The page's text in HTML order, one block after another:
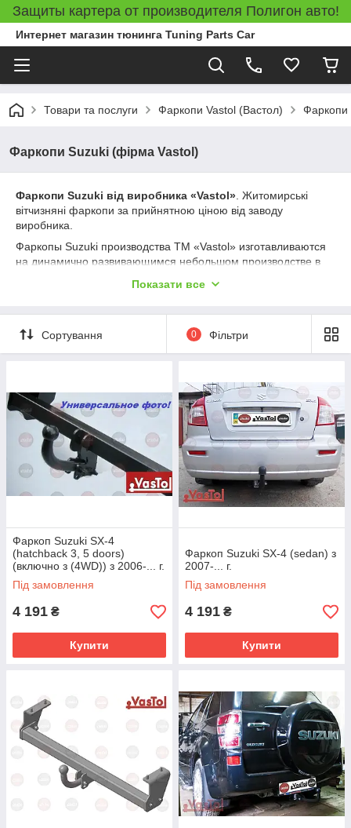
Защиты картера от производителя Полигон авто!
Интернет магазин тюнинга Tuning Parts Car
Товари та послуги Фаркопи Vastol (Вастол) Фаркопи
Фаркопи Suzuki (фірма Vastol)
Фаркопи Suzuki від виробника «Vastol» . Житомирські
вітчизняні фаркопи за прийнятною ціною від заводу
виробника.
Фаркопы Suzuki производства ТМ «Vastol» изготавливаются
на динамично развивающимся небольшом производстве в
зарекомендовал свои изделия на Украинском рынке
имеет сертификат
«Тягово-сцепные устройства для
автомобилей категорий М1 иN1» зарегистрированным в
напрямую от изготовителя с
доставкой в любой населенный пункт Украины.
Показати все
Сортування 0 Фільтри
Фаркоп Suzuki SX-4
(hatchback 3, 5 doors)
(включно з (4WD)) з 2006-... г.
Під замовлення
4 191 ₴
Купити
Фаркоп Suzuki SX-4 (sedan) з
2007-... г.
Під замовлення
4 191 ₴
Купити